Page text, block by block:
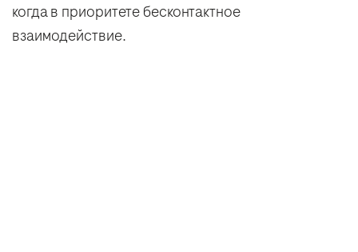
когда в приоритете бесконтактное
взаимодействие.